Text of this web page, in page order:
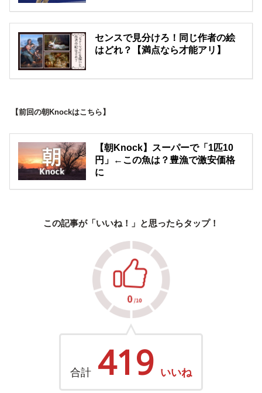
センスで見分けろ！同じ作者の絵
はどれ？【満点なら才能アリ】
【前回の朝Knockはこちら】
【朝Knock】スーパーで「1匹10
円」←この魚は？豊漁で激安価格
に
この記事が「いいね！」と思ったらタップ！
合計 419 いいね